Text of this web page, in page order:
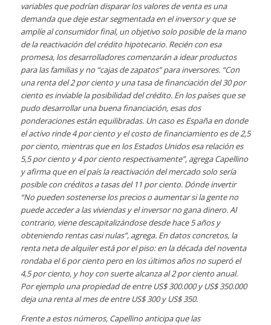
variables que podrían disparar los valores de venta es una
demanda que deje estar segmentada en el inversor y que se
amplíe al consumidor final, un objetivo solo posible de la mano
de la reactivación del crédito hipotecario. Recién con esa
promesa, los desarrolladores comenzarán a idear productos
para las familias y no “cajas de zapatos” para inversores. “Con
una renta del 2 por ciento y una tasa de financiación del 30 por
ciento es inviable la posibilidad del crédito. En los países que se
pudo desarrollar una buena financiación, esas dos
ponderaciones están equilibradas. Un caso es España en donde
el activo rinde 4 por ciento y el costo de financiamiento es de 2,5
por ciento, mientras que en los Estados Unidos esa relación es
5,5 por ciento y 4 por ciento respectivamente”, agrega Capellino
y afirma que en el país la reactivación del mercado solo sería
posible con créditos a tasas del 11 por ciento. Dónde invertir
“No pueden sostenerse los precios o aumentar si la gente no
puede acceder a las viviendas y el inversor no gana dinero. Al
contrario, viene descapitalizándose desde hace 5 años y
obteniendo rentas casi nulas”, agrega. En datos concretos, la
renta neta de alquiler está por el piso: en la década del noventa
rondaba el 6 por ciento pero en los últimos años no superó el
4,5 por ciento, y hoy con suerte alcanza al 2 por ciento anual.
Por ejemplo una propiedad de entre US$ 300.000 y US$ 350.000
deja una renta al mes de entre US$ 300 y US$ 350.
Frente a estos números, Capellino anticipa que las